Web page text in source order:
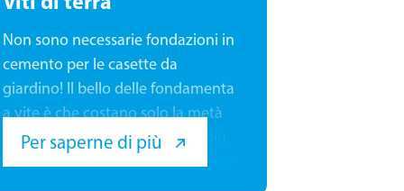
Non sono necessarie fondazioni in
cemento per le casette da
giardino! Il bello delle fondamenta
a vite è che costano solo la metà
di quelle normali, sono molto più
Per saperne di più